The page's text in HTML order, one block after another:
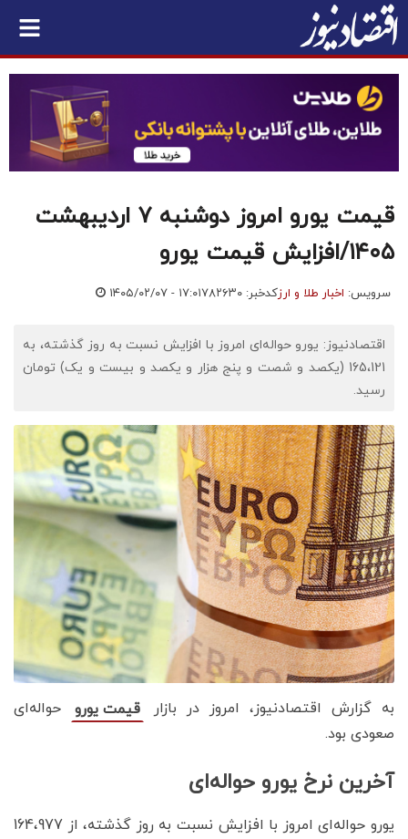
قیمت یورو امروز دوشنبه ۷ اردیبهشت
۱۴۰۵/افزایش قیمت یورو
سرویس: اخبار طلا و ارزکدخبر: ۷۸۲۶۳۰ ۱۴۰۵/۰۲/۰۷ - ۱۷:۰۱
اقتصادنیوز: یورو حواله‌ای امروز با افزایش نسبت به روز گذشته، به
165،121 (یکصد و شصت و پنج هزار و یکصد و بیست و یک) تومان
رسید.
به گزارش اقتصادنیوز، امروز در بازار قیمت یورو
حواله‌ای
صعودی بود.
آخرین نرخ یورو حواله‌ای
یورو حواله‌ای امروز با افزایش نسبت به روز گذشته، از 164،977